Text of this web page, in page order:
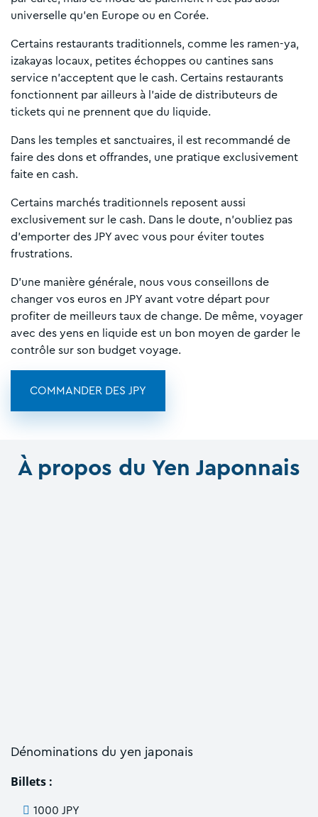
universelle qu'en Europe ou en Corée.
Certains restaurants traditionnels, comme les ramen-ya,
izakayas locaux, petites échoppes ou cantines sans
service n'acceptent que le cash. Certains restaurants
fonctionnent par ailleurs à l'aide de distributeurs de
tickets qui ne prennent que du liquide.
Dans les temples et sanctuaires, il est recommandé de
faire des dons et offrandes, une pratique exclusivement
faite en cash.
Certains marchés traditionnels reposent aussi
exclusivement sur le cash. Dans le doute, n'oubliez pas
d'emporter des JPY avec vous pour éviter toutes
frustrations.
D'une manière générale, nous vous conseillons de
changer vos euros en JPY avant votre départ pour
profiter de meilleurs taux de change. De même, voyager
avec des yens en liquide est un bon moyen de garder le
contrôle sur son budget voyage.
COMMANDER DES JPY
À propos du Yen Japonnais
Dénominations du yen japonais
Billets :
1000 JPY